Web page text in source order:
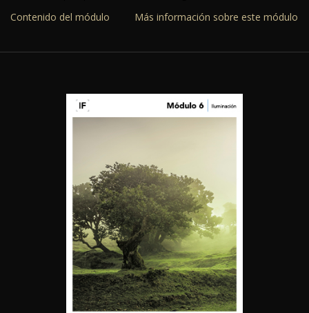
Contenido del módulo
Más información sobre este módulo